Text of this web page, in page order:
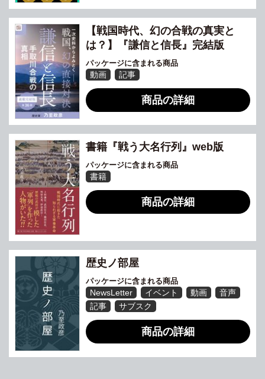
【戦国時代、幻の合戦の真実と
は？】『謙信と信長』完結版
パッケージに含まれる商品
動画 記事
商品の詳細
書籍『戦う大名行列』web版
パッケージに含まれる商品
書籍
商品の詳細
歴史ノ部屋
パッケージに含まれる商品
NewsLetter イベント 動画
音声
記事
サブスク
商品の詳細